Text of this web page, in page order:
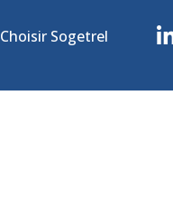
Choisir Sogetrel